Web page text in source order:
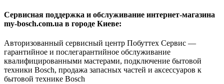
Сервисная поддержка и обслуживание интернет-магазина
my-bosch.com.ua в городе Киеве:
Авторизованный сервисный центр Побуттех Сервис —
гарантийное и послегарантийное обслуживание
квалифицированными мастерами, подключение бытовой
техники Bosch, продажа запасных частей и аксессуаров к
бытовой технике Bosch